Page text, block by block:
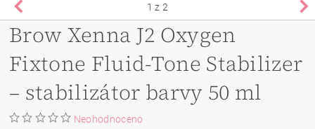
1 z 2
Brow Xenna J2 Oxygen
Fixtone Fluid-Tone Stabilizer
– stabilizátor barvy 50 ml
Neohodnoceno